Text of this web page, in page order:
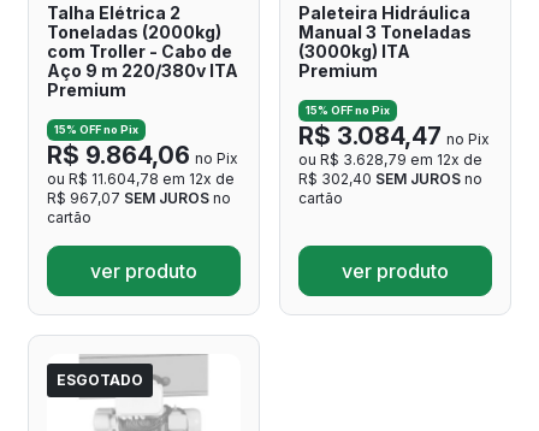
Talha Elétrica 2
Toneladas (2000kg)
com Troller - Cabo de
Aço 9 m 220/380v ITA
Premium
15% OFF no Pix
R$ 9.864,06 no Pix
ou R$ 11.604,78 em 12x de
R$ 967,07 SEM JUROS no
cartão
ver produto
Paleteira Hidráulica
Manual 3 Toneladas
(3000kg) ITA
Premium
15% OFF no Pix
R$ 3.084,47 no Pix
ou R$ 3.628,79 em 12x de
R$ 302,40 SEM JUROS no
cartão
ver produto
ESGOTADO